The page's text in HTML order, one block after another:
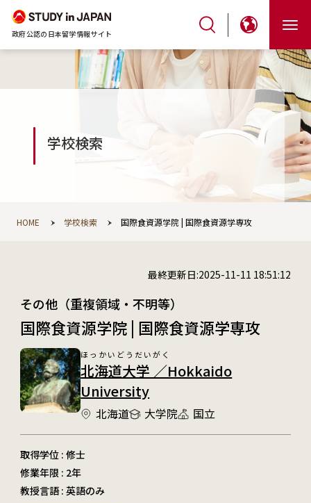
政府公認の日本留学情報サイト
学校検索
HOME 学校検索 国際食資源学院 | 国際食資源学専攻
最終更新日:2025-11-11 18:51:12
その他（重複領域・不明等）
国際食資源学院 | 国際食資源学専攻
ほっかいどうだいがく
北海道大学 ／Hokkaido
University
北海道 大学院 国立
取得学位 : 修士
修業年限 : 2年
教授言語 : 英語のみ